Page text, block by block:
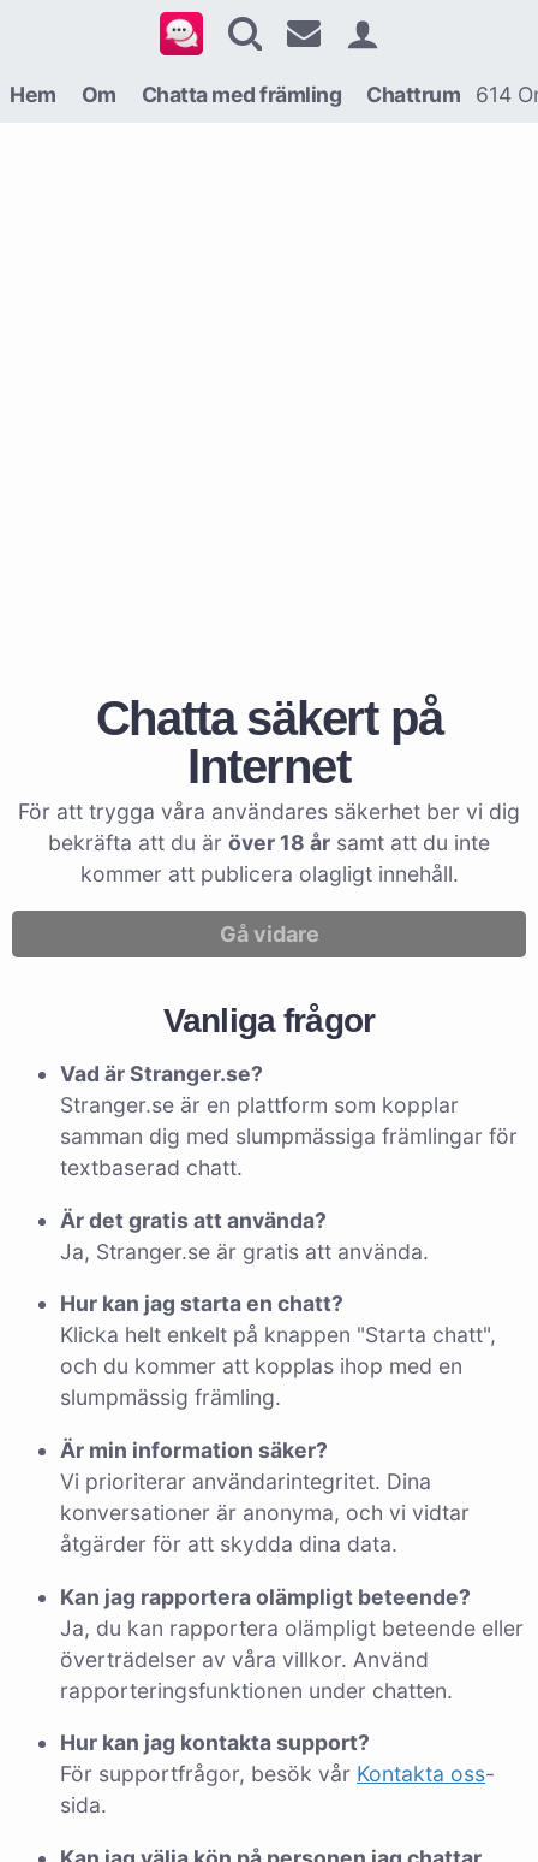
Hem Om Chatta med främling Chattrum 614
Chatta säkert på
Internet
För att trygga våra användares säkerhet ber vi dig
bekräfta att du är över 18 år samt att du inte
kommer att publicera olagligt innehåll.
Gå vidare
Vanliga frågor
Vad är Stranger.se?
Stranger.se är en plattform som kopplar
samman dig med slumpmässiga främlingar för
textbaserad chatt.
Är det gratis att använda?
Ja, Stranger.se är gratis att använda.
Hur kan jag starta en chatt?
Klicka helt enkelt på knappen "Starta chatt",
och du kommer att kopplas ihop med en
slumpmässig främling.
Är min information säker?
Vi prioriterar användarintegritet. Dina
konversationer är anonyma, och vi vidtar
åtgärder för att skydda dina data.
Kan jag rapportera olämpligt beteende?
Ja, du kan rapportera olämpligt beteende eller
överträdelser av våra villkor. Använd
rapporteringsfunktionen under chatten.
Hur kan jag kontakta support?
För supportfrågor, besök vår Kontakta oss-
sida.